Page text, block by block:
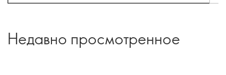
Недавно просмотренное